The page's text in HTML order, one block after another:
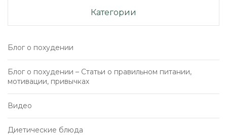
Категории
Блог о похудении
Блог о похудении – Статьи о правильном питании,
мотивации, привычках
Видео
Диетические блюда